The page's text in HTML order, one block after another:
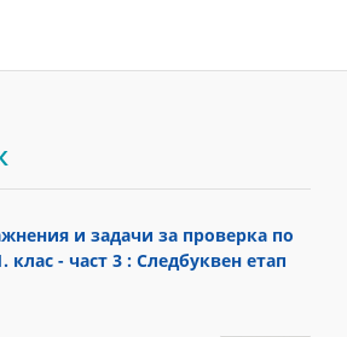
и задачи за проверка по
клас - част 3 : Следбуквен етап